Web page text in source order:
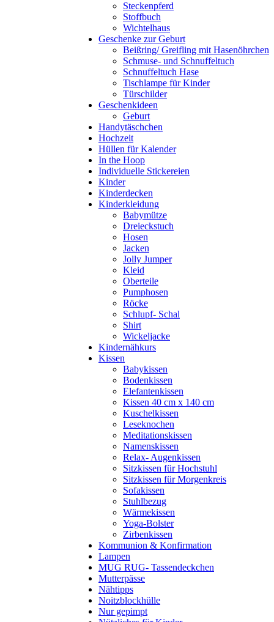
Steckenpferd
Stoffbuch
Wichtelhaus
Geschenke zur Geburt
Beißring/ Greifling mit Hasenöhrchen
Schmuse- und Schnuffeltuch
Schnuffeltuch Hase
Tischlampe für Kinder
Türschilder
Geschenkideen
Geburt
Handytäschchen
Hochzeit
Hüllen für Kalender
In the Hoop
Individuelle Stickereien
Kinder
Kinderdecken
Kinderkleidung
Babymütze
Dreieckstuch
Hosen
Jacken
Jolly Jumper
Kleid
Oberteile
Pumphosen
Röcke
Schlupf- Schal
Shirt
Wickeljacke
Kindernähkurs
Kissen
Babykissen
Bodenkissen
Elefantenkissen
Kissen 40 cm x 140 cm
Kuschelkissen
Leseknochen
Meditationskissen
Namenskissen
Relax- Augenkissen
Sitzkissen für Hochstuhl
Sitzkissen für Morgenkreis
Sofakissen
Stuhlbezug
Wärmekissen
Yoga-Bolster
Zirbenkissen
Kommunion & Konfirmation
Lampen
MUG RUG- Tassendeckchen
Mutterpässe
Nähtipps
Noitzblockhülle
Nur gepimpt